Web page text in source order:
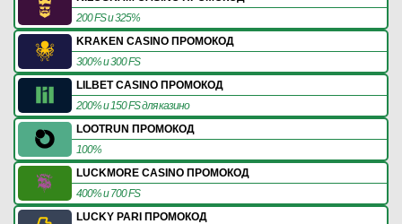
200 FS и 325%
KRAKEN CASINO ПРОМОКОД
300% и 300 FS
LILBET CASINO ПРОМОКОД
200% и 150 FS для казино
LOOTRUN ПРОМОКОД
100%
LUCKMORE CASINO ПРОМОКОД
400% и 700 FS
LUCKY PARI ПРОМОКОД